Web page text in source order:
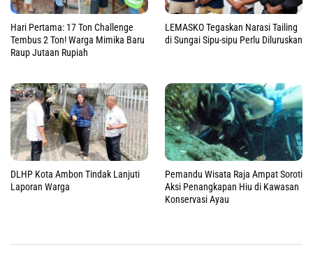
Hari Pertama: 17 Ton Challenge
Tembus 2 Ton! Warga Mimika Baru
Raup Jutaan Rupiah
LEMASKO Tegaskan Narasi Tailing
di Sungai Sipu-sipu Perlu Diluruskan
DLHP Kota Ambon Tindak Lanjuti
Laporan Warga
Pemandu Wisata Raja Ampat Soroti
Aksi Penangkapan Hiu di Kawasan
Konservasi Ayau